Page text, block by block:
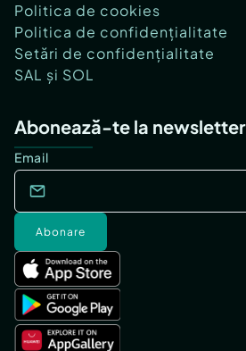
Politica de cookies
Politica de confidențialitate
Setări de confidențialitate
SAL și SOL
Abonează-te la newsletter
Email
Abonare